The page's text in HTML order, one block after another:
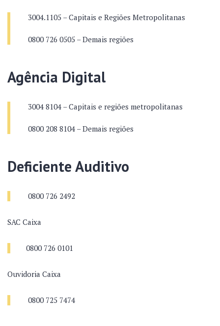
3004.1105 – Capitais e Regiões Metropolitanas
0800 726 0505 – Demais regiões
Agência Digital
3004 8104 – Capitais e regiões metropolitanas
0800 208 8104 – Demais regiões
Deficiente Auditivo
0800 726 2492
​SAC Caixa
0800 726 0101
Ouvidoria Caixa
0800 725 7474